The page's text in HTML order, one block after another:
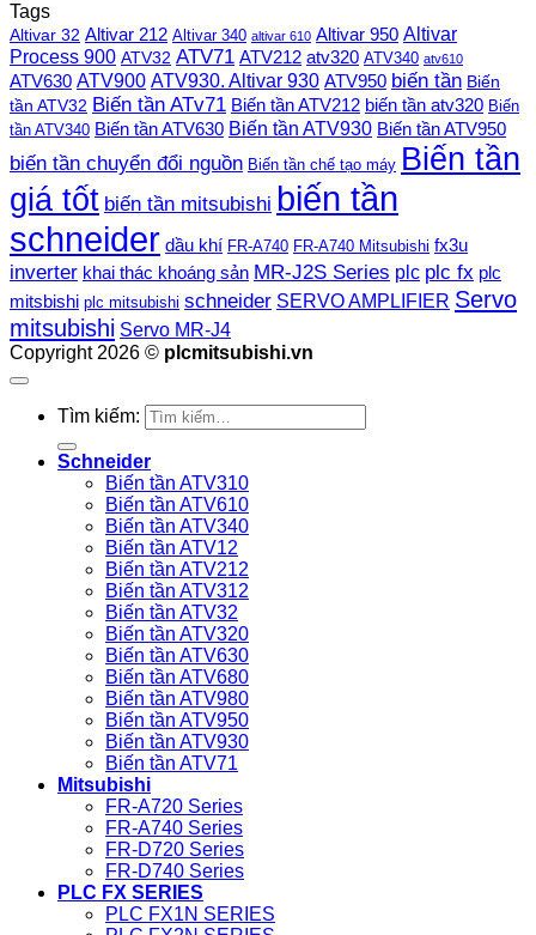
Tags
Altivar 32 Altivar 212 Altivar 340 altivar 610 Altivar 950 Altivar
Process 900 ATV32 ATV71 ATV212 atv320 ATV340 atv610
ATV630 ATV900 ATV930. Altivar 930 ATV950 biến tần Biến
tần ATV32 Biến tần ATv71 Biến tần ATV212 biến tần atv320 Biến
tần ATV340 Biến tần ATV630 Biến tần ATV930 Biến tần ATV950
biến tần chuyển đổi nguồn Biến tần chế tạo máy Biến tần
giá tốt biến tần mitsubishi biến tần
schneider dầu khí FR-A740 FR-A740 Mitsubishi fx3u
inverter khai thác khoáng sản MR-J2S Series plc plc fx plc
mitsbishi plc mitsubishi schneider SERVO AMPLIFIER Servo
mitsubishi Servo MR-J4
Copyright 2026 © plcmitsubishi.vn
Tìm kiếm:
Schneider
Biến tần ATV310
Biến tần ATV610
Biến tần ATV340
Biến tần ATV12
Biến tần ATV212
Biến tần ATV312
Biến tần ATV32
Biến tần ATV320
Biến tần ATV630
Biến tần ATV680
Biến tần ATV980
Biến tần ATV950
Biến tần ATV930
Biến tần ATV71
Mitsubishi
FR-A720 Series
FR-A740 Series
FR-D720 Series
FR-D740 Series
PLC FX SERIES
PLC FX1N SERIES